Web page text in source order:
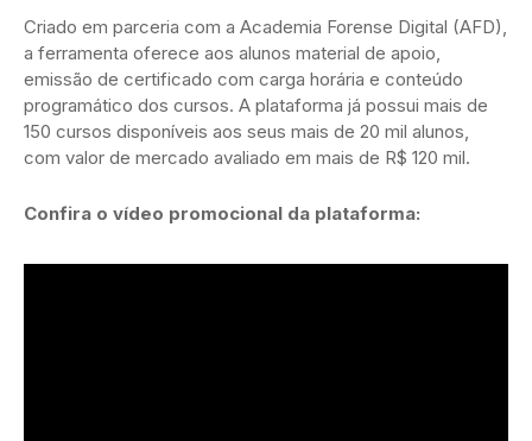
Criado em parceria com a Academia Forense Digital (AFD),
a ferramenta oferece aos alunos material de apoio,
emissão de certificado com carga horária e conteúdo
programático dos cursos. A plataforma já possui mais de
150 cursos disponíveis aos seus mais de 20 mil alunos,
com valor de mercado avaliado em mais de R$ 120 mil.
Confira o vídeo promocional da plataforma: